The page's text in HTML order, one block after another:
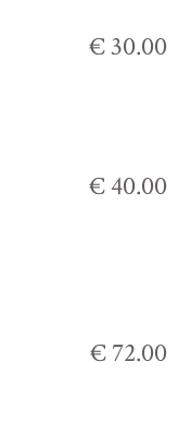
€ 30.00
€ 40.00
€ 72.00